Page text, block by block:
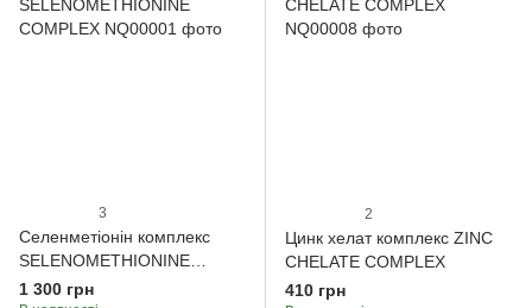
3
Селенметіонін комплекс
SELENOMETHIONINE
COMPLEX
1 300 грн
2
Цинк хелат комплекс ZINC
CHELATE COMPLEX
410 грн